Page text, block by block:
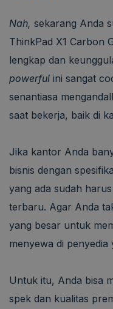
Nah, sekarang Anda
ThinkPad X1 Carbon
lengkap dan
powerful ini sangat
senantiasa
saat bekerja, baik di
Jika kantor Anda
bisnis dengan
yang ada sudah
terbaru. Agar Anda
yang besar untuk
menyewa di penyedia
Untuk itu, Anda bisa
spek dan kualitas